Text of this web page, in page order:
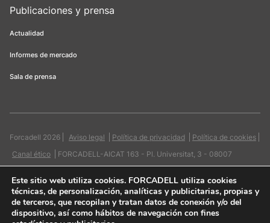
Publicaciones y prensa
Actualidad
Informes de mercado
Sala de prensa
Forcadell 2026 Aviso legal Política de privacidad
Política de cookies
Canal ético
FORCADELL-AICAT 163 - Pl. Universitat, 3 - 08007
Este sitio web utiliza cookies. FORCADELL utiliza cookies
técnicas, de personalización, analíticas y publicitarias, propias y
de terceros, que recopilan y tratan datos de conexión y/o del
dispositivo, así como hábitos de navegación con fines